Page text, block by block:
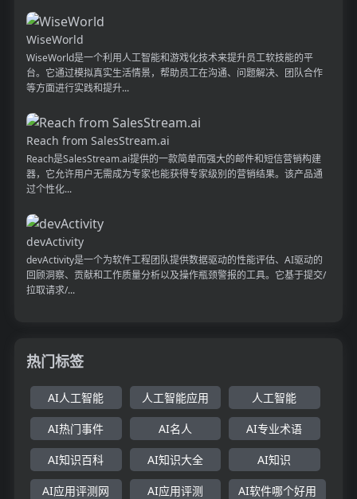
WiseWorld
WiseWorld是一个利用人工智能和游戏化技术来提升员工软技能的平
台。它通过模拟真实生活情景，帮助员工在沟通、问题解决、团队合作
等方面进行实践和提升...
Reach from SalesStream.ai
Reach是SalesStream.ai提供的一款简单而强大的邮件和短信营销构建
器，它允许用户无需成为专家也能获得专家级别的营销结果。该产品通
过个性化...
devActivity
devActivity是一个为软件工程团队提供数据驱动的性能评估、AI驱动的
回顾洞察、贡献和工作质量分析以及操作瓶颈警报的工具。它基于提交/
拉取请求/...
热门标签
AI人工智能 人工智能应用 人工智能
AI热门事件 AI名人 AI专业术语
AI知识百科 AI知识大全 AI知识
AI应用评测网 AI应用评测 AI软件哪个好用